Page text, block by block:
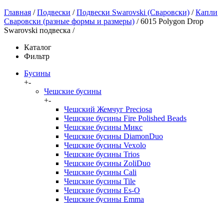
Главная /Подвески /Подвески Swarovski (Сваровски) /Капли
Сваровски (разные формы и размеры) /6015 Polygon Drop
Swarovski подвеска /
Каталог
Фильтр
Бусины
+-
Чешские бусины
+-
Чешский Жемчуг Preciosa
Чешские бусины Fire Polished Beads
Чешские бусины Микс
Чешские бусины DiamonDuo
Чешские бусины Vexolo
Чешские бусины Trios
Чешские бусины ZoliDuo
Чешские бусины Cali
Чешские бусины Tile
Чешские бусины Es-O
Чешские бусины Emma